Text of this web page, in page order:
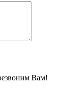
Вам!